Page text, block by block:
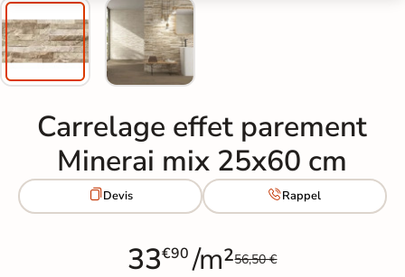
Carrelage effet parement
Minerai mix 25x60 cm
Devis Rappel
33€90 /m²56,50 €